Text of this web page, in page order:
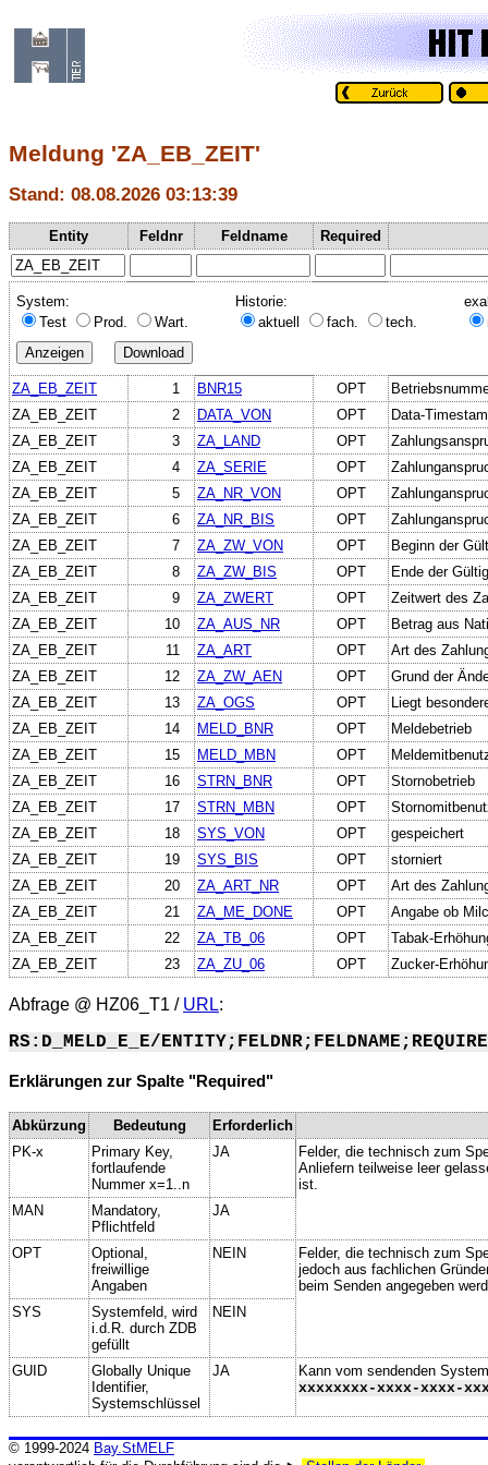
Meldung 'ZA_EB_ZEIT'
Stand: 08.08.2026 03:13:39
Entity Feldnr Feldname Required
System:
Test
Prod. Wart.
Historie:
aktuell
fach. tech.
ZA_EB_ZEIT 1 BNR15 OPT
ZA_EB_ZEIT
2 DATA_VON OPT
Data-
ZA_EB_ZEIT
3 ZA_LAND OPT
ZA_EB_ZEIT
4 ZA_SERIE OPT
ZA_EB_ZEIT
5 ZA_NR_VON OPT
ZA_EB_ZEIT
6 ZA_NR_BIS OPT
ZA_EB_ZEIT
7 ZA_ZW_VON OPT
Beginn der
ZA_EB_ZEIT
8 ZA_ZW_BIS OPT
Ende der
ZA_EB_ZEIT
9 ZA_ZWERT OPT
Zeitwert des
ZA_EB_ZEIT
10 ZA_AUS_NR OPT
Betrag aus
ZA_EB_ZEIT
11 ZA_ART OPT
Art des
ZA_EB_ZEIT
12 ZA_ZW_AEN OPT
Grund der
ZA_EB_ZEIT
13 ZA_OGS OPT
Liegt
ZA_EB_ZEIT
14 MELD_BNR OPT
Meldebetrieb
ZA_EB_ZEIT
15 MELD_MBN OPT
ZA_EB_ZEIT
16 STRN_BNR OPT
Stornobetrieb
ZA_EB_ZEIT
17 STRN_MBN OPT
ZA_EB_ZEIT
18 SYS_VON OPT
gespeichert
ZA_EB_ZEIT
19 SYS_BIS OPT
storniert
ZA_EB_ZEIT
20 ZA_ART_NR OPT
Art des
ZA_EB_ZEIT
21 ZA_ME_DONE OPT
Angabe ob
ZA_EB_ZEIT
22 ZA_TB_06 OPT
Tabak-
ZA_EB_ZEIT
23 ZA_ZU_06 OPT Zucker-
Abfrage @ HZ06_T1 / URL:
RS:D_MELD_E_E/
Erklärungen zur Spalte "Required"
Abkürzung Bedeutung
Erforderlich
PK-x
Primary Key,
fortlaufende
Nummer x=1..n
JA
Felder, die technisch zum
Anliefern teilweise leer
ist.
MAN
Mandatory,
Pflichtfeld
JA
OPT
Optional,
freiwillige
Angaben
NEIN
Felder, die technisch zum
jedoch aus fachlichen
beim Senden angegeben
SYS
Systemfeld, wird
i.d.R. durch ZDB
gefüllt
NEIN
GUID
Globally Unique
Identifier,
Systemschlüssel
JA
Kann vom sendenden
xxxxxxxx-xxxx-xxxx-
© 1999-2024 Bay.StMELF